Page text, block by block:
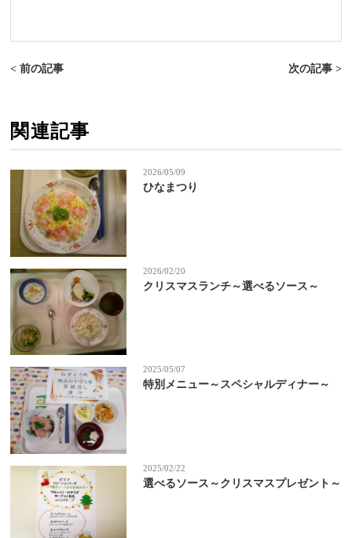
< 前の記事 次の記事 >
関連記事
2026/05/09
ひなまつり
2026/02/20
クリスマスランチ～選べるソース～
2025/05/07
特別メニュー～スペシャルディナー～
2025/02/22
選べるソース～クリスマスプレゼント～